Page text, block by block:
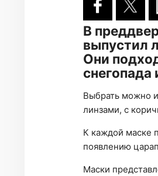
В
выпустил
Они
снегопада
Выбрать можно
линзами, с
К каждой маске
появлению
Маски